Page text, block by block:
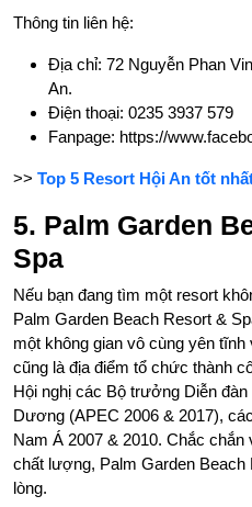
Thông tin liên hệ:
Địa chỉ: 72 Nguyễn Phan
An.
Điện thoại: 0235 3937 579
Fanpage: https://
>> Top 5 Resort Hội An tốt
5. Palm Garden
Spa
Nếu bạn đang tìm một resort
Palm Garden Beach Resort &
một không gian vô cùng yên
cũng là địa điểm tổ chức thành
Hội nghị các Bộ trưởng Diễn
Dương (APEC 2006 & 2017),
Nam Á 2007 & 2010. Chắc
chất lượng, Palm Garden Beach
lòng.